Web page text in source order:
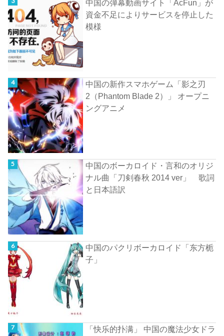
中国の弾幕動画サイト「AcFun」が
資金不足によりサービスを停止した
模様
中国の新作スマホゲーム「影之刃
2（Phantom Blade 2）」 オープニ
ングアニメ
中国のボーカロイド・言和のオリジ
ナル曲「刀剣春秋 2014 ver」 歌詞
と日本語訳
中国のパクリボーカロイド「东方栀
子」
「快乐的扑满」 中国の魔法少女ドラ